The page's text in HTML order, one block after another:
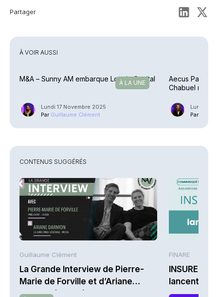
Partager
À VOIR AUSSI
À LA UNE
M&A – Sunny AM embarque Lonvia Capital
Lundi 17 Novembre 2025
Par Guillaume Clément
Aecus
Chabuel
Lundi 24
Par
CONTENUS SUGGÉRÉS
Guillaume Clément
La Grande Interview de Pierre-
Marie de Forville et d’Ariane
Darmon (Ivesta)
FINARE
INSUREM
lancent
nouvelle